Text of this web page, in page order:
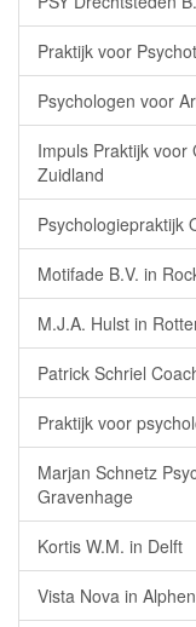
Praktijk voor
Psychologen voor
Impuls Praktijk voor
Zuidland
Psychologiepraktijk
Motifade B.V. in
M.J.A. Hulst in
Patrick Schriel
Praktijk voor
Marjan Schnetz
Gravenhage
Kortis W.M. in Delft
Vista Nova in